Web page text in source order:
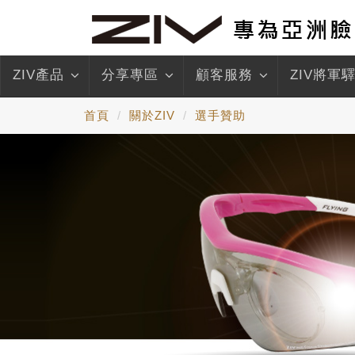
ZIV產品 分享專區 顧客服務 ZIV將軍
首頁 關於ZIV 選手贊助